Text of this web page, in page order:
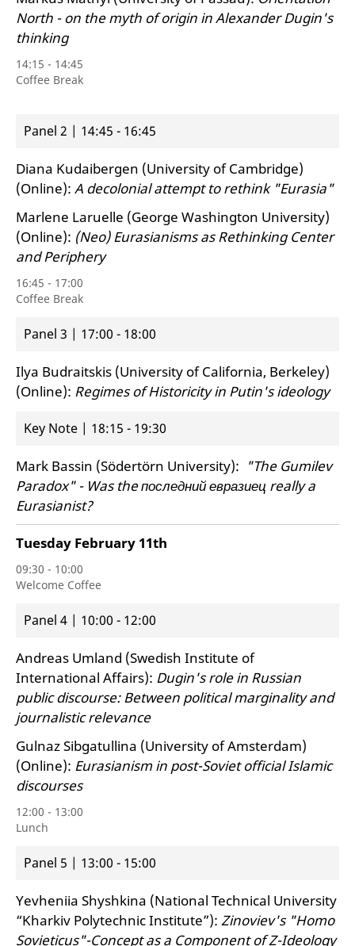
North - on the myth of origin in Alexander Dugin's
thinking
14:15 - 14:45
Coffee Break
Panel 2 | 14:45 - 16:45
Diana Kudaibergen (University of Cambridge)
(Online): A decolonial attempt to rethink "Eurasia"
Marlene Laruelle (George Washington University)
(Online): (Neo) Eurasianisms as Rethinking Center
and Periphery
16:45 - 17:00
Coffee Break
Panel 3 | 17:00 - 18:00
Ilya Budraitskis (University of California, Berkeley)
(Online): Regimes of Historicity in Putin's ideology
Key Note | 18:15 - 19:30
Mark Bassin (Södertörn University): "The Gumilev
Paradox" - Was the последний евразиец really a
Eurasianist?
Tuesday February 11th
09:30 - 10:00
Welcome Coffee
Panel 4 | 10:00 - 12:00
Andreas Umland (Swedish Institute of
International Affairs): Dugin's role in Russian
public discourse:Between political marginality and
journalistic relevance
Gulnaz Sibgatullina (University of Amsterdam)
(Online): Eurasianism in post-Soviet official Islamic
discourses
12:00 - 13:00
Lunch
Panel 5 | 13:00 - 15:00
Yevheniia Shyshkina (National Technical University
“Kharkiv Polytechnic Institute”): Zinoviev's "Homo
Sovieticus"-Concept as a Component of Z-Ideology